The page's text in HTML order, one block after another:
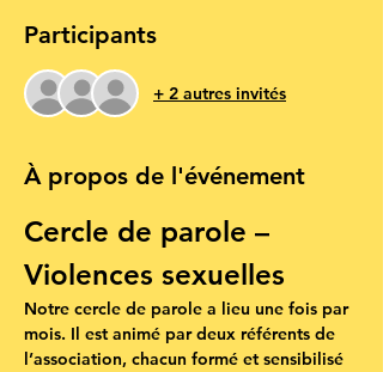
Participants
+ 2 autres invités
À propos de l'événement
Cercle de parole –
Violences sexuelles
Notre cercle de parole a lieu une fois par
mois. Il est animé par deux référents de
l’association, chacun formé et sensibilisé